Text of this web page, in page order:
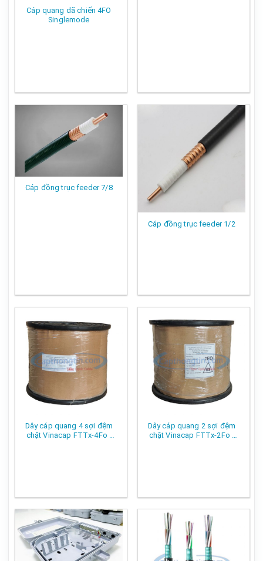
Cáp quang dã chiến 4FO
Singlemode
Cáp đồng trục feeder 7/8
Cáp đồng trục feeder 1/2
Dây cáp quang 4 sợi đệm
chặt Vinacap FTTx-4Fo (
Dây cáp quang 2 sợi đệm
chặt Vinacap FTTx-2Fo (